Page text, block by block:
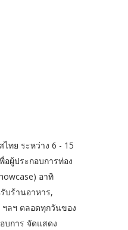
ไทย ระหว่าง 6 - 15
ผู้ประกอบการท่อง
อาทิ
บร้านอาหาร,
ลฯ ตลอดทุกวันของ
บการ จัดแสดง